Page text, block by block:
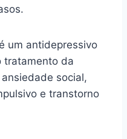
um antidepressivo
tratamento da
social,
e transtorno